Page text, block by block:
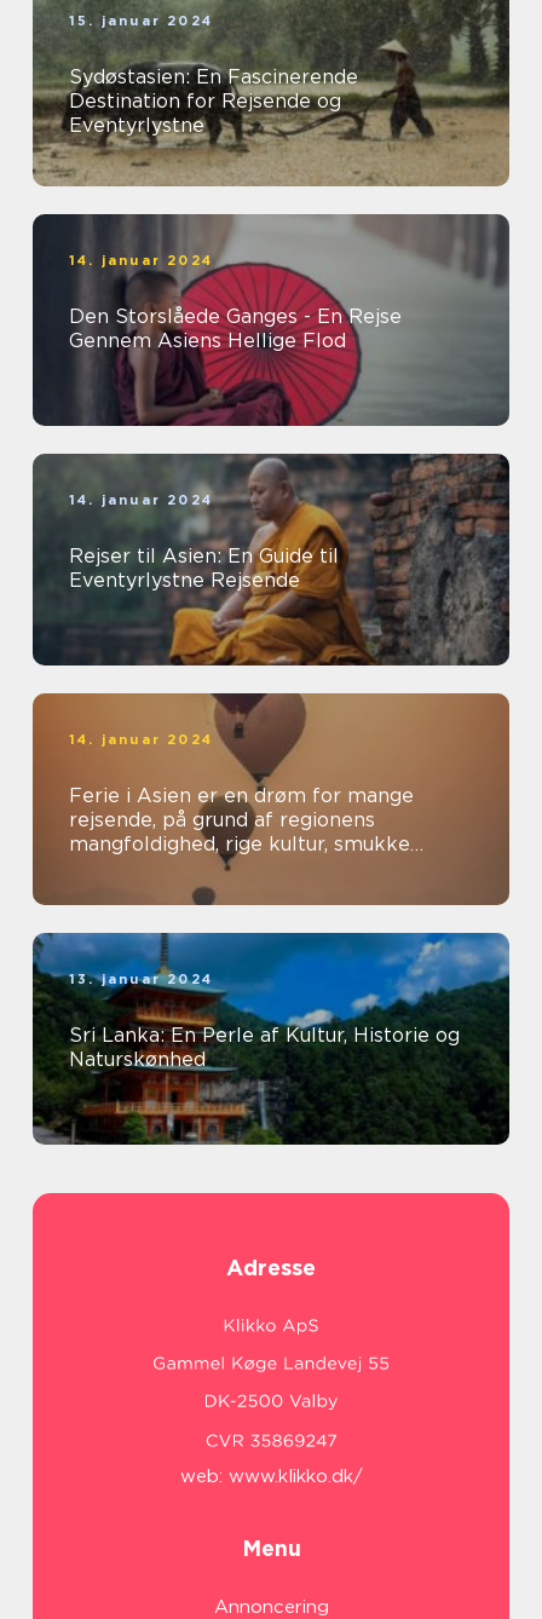
15. januar 2024
Sydøstasien: En Fascinerende
Destination for Rejsende og
Eventyrlystne
14. januar 2024
Den Storslåede Ganges - En Rejse
Gennem Asiens Hellige Flod
14. januar 2024
Rejser til Asien: En Guide til
Eventyrlystne Rejsende
14. januar 2024
Ferie i Asien er en drøm for mange
rejsende, på grund af regionens
mangfoldighed, rige kultur, smukke
landskaber og spændende oplevelser
13. januar 2024
Sri Lanka: En Perle af Kultur, Historie og
Naturskønhed
Adresse
web: www.klikko.dk/
Menu
Annoncering